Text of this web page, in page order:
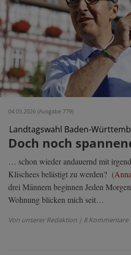
04.03.2026 (Ausgabe 779)
Landtagswahl Baden-
Doch noch
… schon wieder andauernd mit
Klischees belästigt zu werden? (
drei Männern beginnen Jeden
Wohnung blicken mich seit…
Von unserer Redaktion | 8 Kommentare